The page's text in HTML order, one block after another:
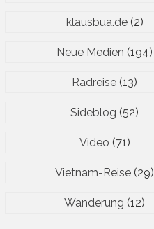
klausbua.de(2)
Neue Medien (194)
Radreise (13)
Sideblog (52)
Video (71)
Vietnam-Reise (29)
Wanderung (12)